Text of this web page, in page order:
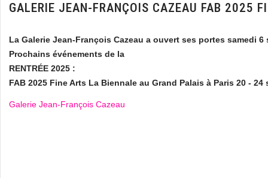
GALERIE JEAN-FRANÇOIS CAZEAU FAB 2025
La Galerie Jean-François Cazeau a ouvert ses portes samedi 6
Prochains événements de la
RENTRÉE 2025 :
FAB 2025 Fine Arts La Biennale au Grand Palais à Paris 20 - 24
Galerie Jean-François Cazeau